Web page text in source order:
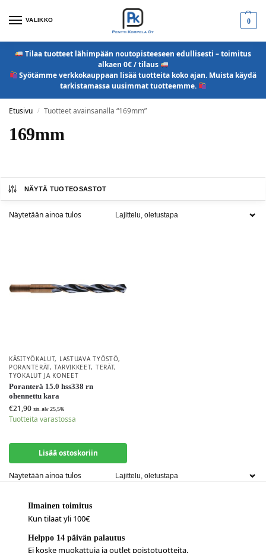
VALIKKO 0
Tilaa tuotteet lähimpään noutopisteeseen edullisesti – toimitus
alkaen 0€ / tilaus
Syötämme verkkokauppaan lisää tuotteita koko ajan. Muista käydä
tarkistamassa uusimmat tuotteemme.
Etusivu / Tuotteet avainsanalla “169mm”
169mm
NÄYTÄ TUOTEOSASTOT
Näytetään ainoa tulos
KÄSITYÖKALUT, LASTUAVA TYÖSTÖ,
PORANTERÄT,TARVIKKEET, TERÄT,
TYÖKALUT JA KONEET
Poranterä 15.0 hss338 rn
ohennettu kara
€21,90 sis. alv 25,5%
Tuotteita varastossa
Lisää ostoskoriin
Näytetään ainoa tulos
Ilmainen toimitus
Kun tilaat yli 100€
Helppo 14 päivän palautus
Ei koske muokattuja ja outlet poistotuotteita.